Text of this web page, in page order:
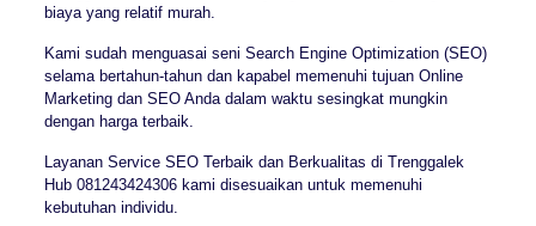
biaya yang relatif murah.
Kami sudah menguasai seni Search Engine Optimization (SEO)
selama bertahun-tahun dan kapabel memenuhi tujuan Online
Marketing dan SEO Anda dalam waktu sesingkat mungkin
dengan harga terbaik.
Layanan Service SEO Terbaik dan Berkualitas di Trenggalek
Hub 081243424306 kami disesuaikan untuk memenuhi
kebutuhan individu.